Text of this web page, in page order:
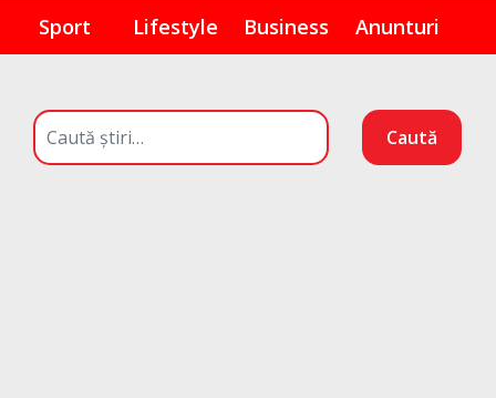
Sport Lifestyle Business Anunturi
Caută